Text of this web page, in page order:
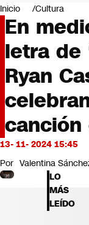
Negocios
Deportes
Programas
Cultura
Servicios
Bits
CNN Data
CNN tiempo
Futuro 360
Opinión
Inicio Cultura
En
letra de
Ryan
13- 11- 2024 15:45
Por Valentina
LO
MÁS
LEÍDO